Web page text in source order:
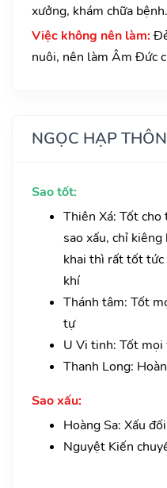
xưởng, khám chữa bệnh.
Việc không nên làm:
nuôi, nên làm Âm Đức
NGỌC HẠP
Sao tốt:
Thiên Xá: Tốt cho
sao xấu, chỉ
khai thì rất tốt tức
khí
Thánh tâm: Tốt
tự
U Vi tinh: Tốt mọi
Thanh Long:
Sao xấu:
Hoàng Sa: Xấu
Nguyệt Kiến